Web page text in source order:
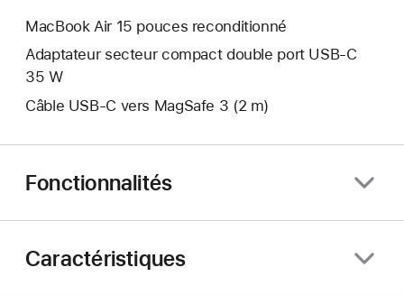
MacBook Air 15 pouces reconditionné
Adaptateur secteur compact double port USB-C
35 W
Câble USB-C vers MagSafe 3 (2 m)
Fonctionnalités
Caractéristiques